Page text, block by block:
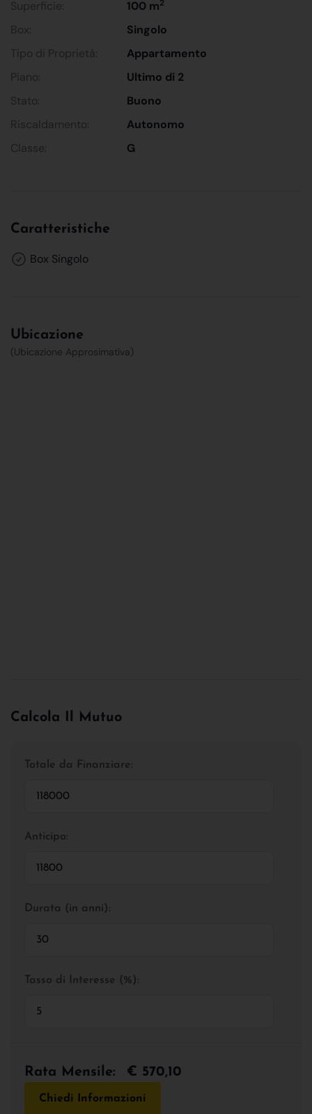
Superficie: 100 m2
Box:
Singolo
Tipo di Proprietà:
Appartamento
Piano:
Ultimo di 2
Stato:
Buono
Riscaldamento:
Autonomo
Classe:
G
Caratteristiche
Box Singolo
Ubicazione
(Ubicazione Approsimativa)
Calcola Il Mutuo
Totale da Finanziare:
Anticipo:
Durata (in anni):
Tasso di Interesse (%):
Rata Mensile: € 570,10
Chiedi Informazioni